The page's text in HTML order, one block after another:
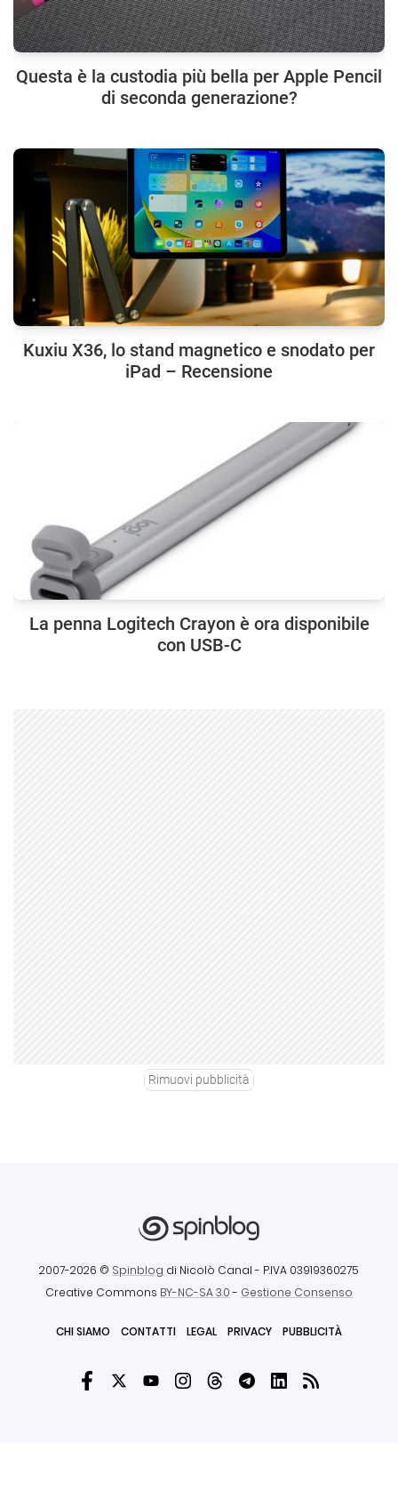
Questa è la custodia più bella per Apple Pencil
di seconda generazione?
Kuxiu X36, lo stand magnetico e snodato per
iPad – Recensione
La penna Logitech Crayon è ora disponibile
con USB-C
Rimuovi pubblicità
2007-2026 © Spinblog di Nicolò Canal - P.IVA 03919360275
Creative Commons BY-NC-SA 3.0- Gestione Consenso
CHI SIAMO CONTATTI LEGAL PRIVACY PUBBLICITÀ